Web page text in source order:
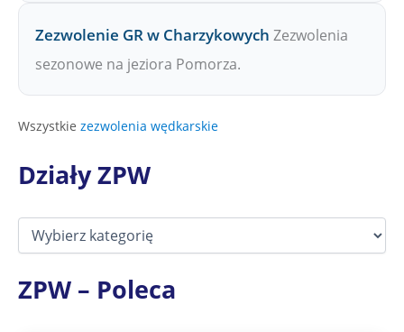
Zezwolenie GR w Charzykowych Zezwolenia
sezonowe na jeziora Pomorza.
Wszystkie zezwolenia wędkarskie
Działy ZPW
D
a
łZPW – Poleca